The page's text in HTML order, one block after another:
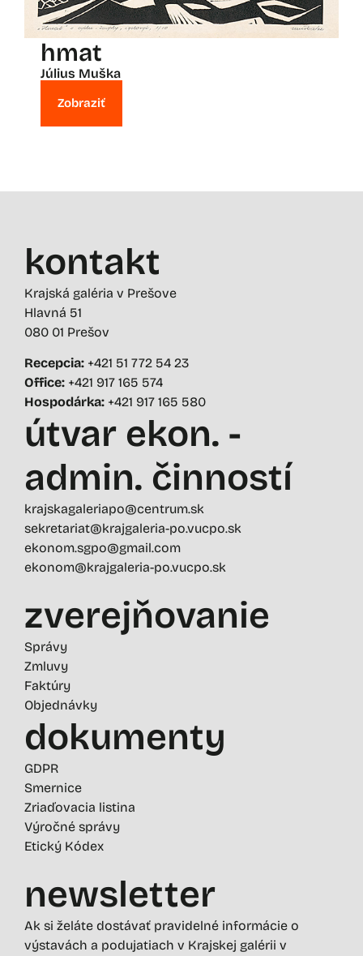
hmat
Július Muška
Zobraziť
kontakt
Krajská galéria v Prešove
Hlavná 51
080 01 Prešov
Recepcia: +421 51 772 54 23
Office: +421 917 165 574
Hospodárka: +421 917 165 580
útvar ekon. -
admin. činností
krajskagaleriapo@centrum.sk
sekretariat@krajgaleria-po.vucpo.sk
ekonom.sgpo@gmail.com
ekonom@krajgaleria-po.vucpo.sk
zverejňovanie
Správy
Zmluvy
Faktúry
Objednávky
dokumenty
GDPR
Smernice
Zriaďovacia listina
Výročné správy
Etický Kódex
newsletter
Ak si želáte dostávať pravidelné informácie o
výstavách a podujatiach v Krajskej galérii v